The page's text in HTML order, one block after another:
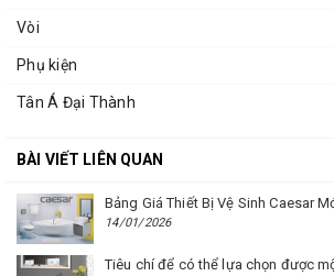
Vòi
Phụ kiện
Tân Á Đại Thành
BÀI VIẾT LIÊN QUAN
14/01/2026